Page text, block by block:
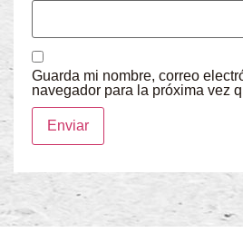
Guarda mi nombre, correo
navegador para la próxima vez